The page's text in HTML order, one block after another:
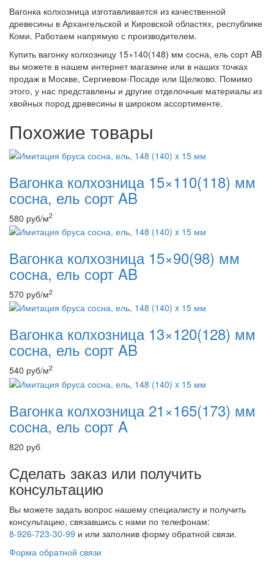
Вагонка колхозница изготавливается из качественной
древесины в Архангельской и Кировской областях, республике
Коми. Работаем напрямую с производителем.
Купить вагонку колхозницу 15×140(148) мм сосна, ель сорт AB
вы можете в нашем интернет магазине или в наших точках
продаж в Москве, Сергиевом-Посаде или Щелково. Помимо
этого, у нас представлены и другие отделочные материалы из
хвойных пород древесины в широком ассортименте.
Похожие товары
Вагонка колхозница 15×110(118) мм
сосна, ель сорт AB
580 руб/м2
Вагонка колхозница 15×90(98) мм
сосна, ель сорт AB
570 руб/м2
Вагонка колхозница 13×120(128) мм
сосна, ель сорт AB
540 руб/м2
Вагонка колхозница 21×165(173) мм
сосна, ель сорт A
820 руб
Сделать заказ или получить
консультацию
Вы можете задать вопрос нашему специалисту и получить
консультацию, связавшись с нами по телефонам:
8-926-723-30-99 и или заполнив форму обратной связи.
Форма обратной связи